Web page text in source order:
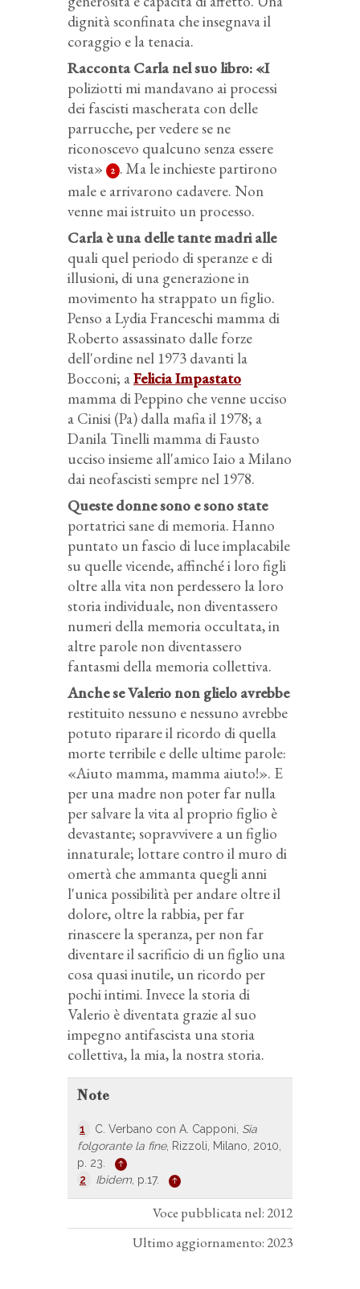
dignità sconfinata che insegnava il
coraggio e la tenacia.
Racconta Carla nel suo libro: «I
poliziotti mi mandavano ai processi
dei fascisti mascherata con delle
parrucche, per vedere se ne
riconoscevo qualcuno senza essere
vista»
2 . Ma le inchieste partirono
male e arrivarono cadavere. Non
venne mai istruito un processo.
Carla è una delle tante madri alle
quali quel periodo di speranze e di
illusioni, di una generazione in
movimento ha strappato un figlio.
Penso a Lydia Franceschi mamma di
Roberto assassinato dalle forze
dell'ordine nel 1973 davanti la
Bocconi; aFelicia Impastato
mamma di Peppino che venne ucciso
a Cinisi (Pa) dalla mafia il 1978; a
Danila Tinelli mamma di Fausto
ucciso insieme all'amico Iaio a Milano
dai neofascisti sempre nel 1978.
Queste donne sono e sono state
portatrici sane di memoria. Hanno
puntato un fascio di luce implacabile
su quelle vicende, affinché i loro figli
oltre alla vita non perdessero la loro
storia individuale, non diventassero
numeri della memoria occultata, in
altre parole non diventassero
fantasmi della memoria collettiva.
Anche se Valerio non glielo avrebbe
restituito nessuno e nessuno avrebbe
potuto riparare il ricordo di quella
morte terribile e delle ultime parole:
«Aiuto mamma, mamma aiuto!». E
per una madre non poter far nulla
per salvare la vita al proprio figlio è
devastante; sopravvivere a un figlio
innaturale; lottare contro il muro di
omertà che ammanta quegli anni
l'unica possibilità per andare oltre il
dolore, oltre la rabbia, per far
rinascere la speranza, per non far
diventare il sacrificio di un figlio una
cosa quasi inutile, un ricordo per
pochi intimi. Invece la storia di
Valerio è diventata grazie al suo
impegno antifascista una storia
collettiva, la mia, la nostra storia.
Note
1 C. Verbano con A. Capponi, Sia
folgorante la fine, Rizzoli, Milano, 2010,
p. 23.
2
Ibidem , p.17.
Voce pubblicata nel: 2012
Ultimo aggiornamento: 2023